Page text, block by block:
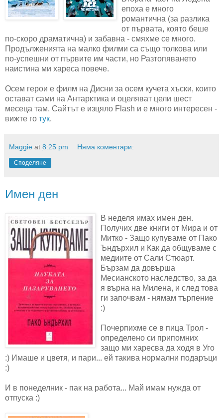
епоха е много
романтична (за разлика
от първата, която беше
по-скоро драматична) и забавна - смяхме се много.
Продълженията на малко филми са също толкова или
по-успешни от първите им части, но Разтопяването
наистина ми хареса повече.
Осем герои е филм на Дисни за осем кучета хъски, които
остават сами на Антарктика и оцеляват цели шест
месеца там. Сайтът е изцяло Flash и е много интересен -
вижте го тук.
Maggie at 8:25 pm Няма коментари:
Споделяне
Имен ден
В неделя имах имен ден.
Получих две книги от Мира и от
Митко - Защо купуваме от Пако
Ъндърхил и Как да общуваме с
медиите от Сали Стюарт.
Бързам да довърша
Месианското наследство, за да
я върна на Милена, и след това
ги започвам - нямам търпение
:)
Почерпихме се в пица Трол -
определено си припомних
защо ми харесва да ходя в Уго
:) Имаше и цветя, и пари... ей такива нормални подаръци
:)
И в понеделник - пак на работа... Май имам нужда от
отпуска :)